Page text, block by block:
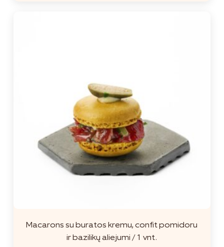
Macarons su buratos kremu, confit pomidoru
ir bazilikų aliejumi / 1 vnt.